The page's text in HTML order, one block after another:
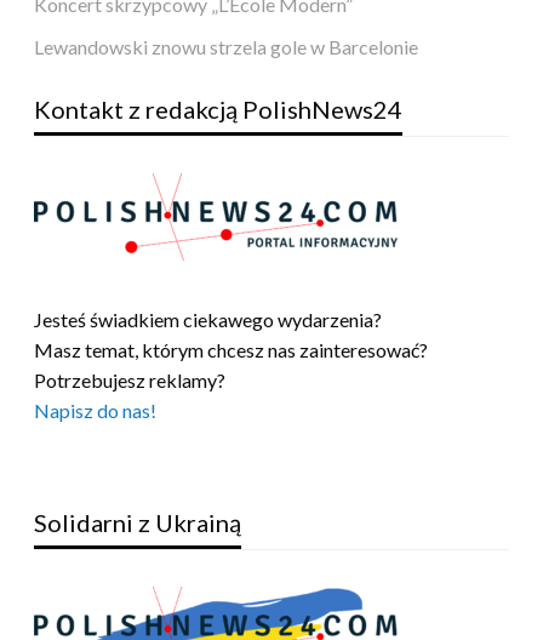
Lewandowski znowu strzela gole w Barcelonie
Kontakt z redakcją PolishNews24
Jesteś świadkiem ciekawego wydarzenia?
Masz temat, którym chcesz nas zainteresować?
Potrzebujesz reklamy?
Napisz do nas!
Solidarni z Ukrainą